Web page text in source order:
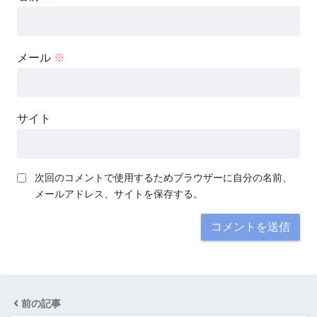
メール ※
サイト
次回のコメントで使用するためブラウザーに自分の名前、
メールアドレス、サイトを保存する。
前の記事